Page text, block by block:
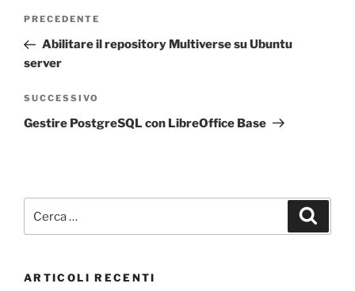
Navigazione
Articolo
precedente:
PRECEDENTE
Abilitare il repository Multiverse su Ubuntu
server
Articolo
successivo
SUCCESSIVO
Gestire PostgreSQL con LibreOffice Base
ARTICOLI RECENTI